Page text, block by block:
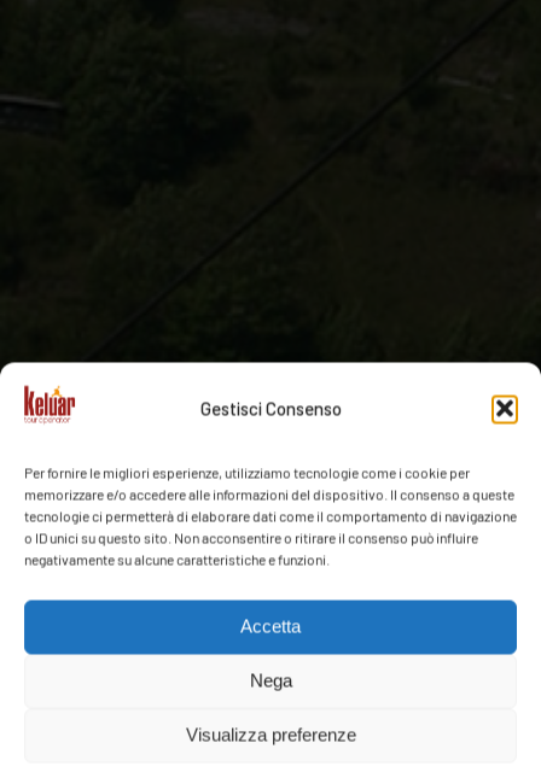
Gestisci Consenso
Per fornire le migliori esperienze, utilizziamo tecnologie come i cookie per
memorizzare e/o accedere alle informazioni del dispositivo. Il consenso a queste
tecnologie ci permetterà di elaborare dati come il comportamento di navigazione
o ID unici su questo sito. Non acconsentire o ritirare il consenso può influire
negativamente su alcune caratteristiche e funzioni.
Accetta
Nega
Visualizza preferenze